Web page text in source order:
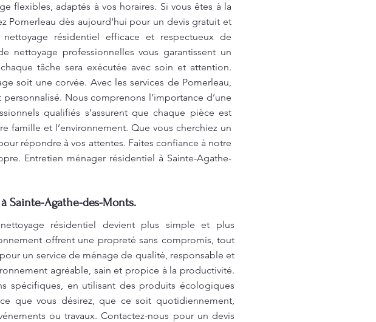
flexibles, adaptés à vos horaires. Si vous êtes à la
Pomerleau dès aujourd'hui pour un devis gratuit et
résidentiel efficace et respectueux de
nettoyage professionnelles vous garantissent un
tâche sera exécutée avec soin et attention.
soit une corvée. Avec les services de Pomerleau,
Nous comprenons l’importance d’une
qualifiés s’assurent que chaque pièce est
famille et l’environnement. Que vous cherchiez un
répondre à vos attentes. Faites confiance à notre
Entretien ménager résidentiel à Sainte-Agathe-
Sainte-Agathe-des-Monts.
résidentiel devient plus simple et plus
offrent une propreté sans compromis, tout
un service de ménage de qualité, responsable et
agréable, sain et propice à la productivité.
spécifiques, en utilisant des produits écologiques
que vous désirez, que ce soit quotidiennement,
ou travaux. Contactez-nous pour un devis